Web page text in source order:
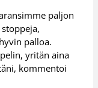
paljon
palloa.
yritän aina
kommentoi